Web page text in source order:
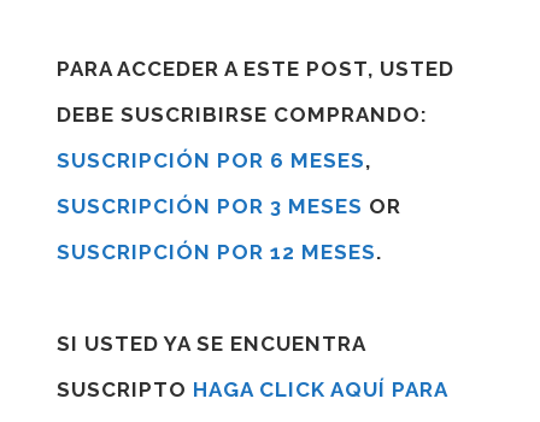
PARA ACCEDER A ESTE POST, USTED
DEBE SUSCRIBIRSE COMPRANDO:
SUSCRIPCIÓN POR 6 MESES,
SUSCRIPCIÓN POR 3 MESES OR
SUSCRIPCIÓN POR 12 MESES.
SI USTED YA SE ENCUENTRA
SUSCRIPTO HAGA CLICK AQUÍ PARA